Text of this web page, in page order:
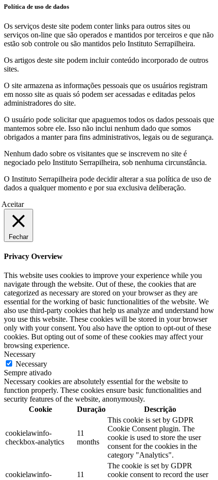
Política de uso de dados
Os serviços deste site podem conter links para outros sites ou
serviços on-line que são operados e mantidos por terceiros e que não
estão sob controle ou são mantidos pelo Instituto Serrapilheira.
Os artigos deste site podem incluir conteúdo incorporado de outros
sites.
O site armazena as informações pessoais que os usuários registram
em nosso site as quais só podem ser acessadas e editadas pelos
administradores do site.
O usuário pode solicitar que apaguemos todos os dados pessoais que
mantemos sobre ele. Isso não inclui nenhum dado que somos
obrigados a manter para fins administrativos, legais ou de segurança.
Nenhum dado sobre os visitantes que se inscrevem no site é
negociado pelo Instituto Serrapilheira, sob nenhuma circunstância.
O Instituto Serrapilheira pode decidir alterar a sua política de uso de
dados a qualquer momento e por sua exclusiva deliberação.
Aceitar
Fechar
Privacy Overview
This website uses cookies to improve your experience while you
navigate through the website. Out of these, the cookies that are
categorized as necessary are stored on your browser as they are
essential for the working of basic functionalities of the website. We
also use third-party cookies that help us analyze and understand how
you use this website. These cookies will be stored in your browser
only with your consent. You also have the option to opt-out of these
cookies. But opting out of some of these cookies may affect your
browsing experience.
Necessary
Necessary
Sempre ativado
Necessary cookies are absolutely essential for the website to
function properly. These cookies ensure basic functionalities and
security features of the website, anonymously.
Cookie
Duração Descrição
cookielawinfo-
checkbox-analytics
11
months
This cookie is set by GDPR
Cookie Consent plugin. The
cookie is used to store the user
consent for the cookies in the
category "Analytics".
cookielawinfo-
11
The cookie is set by GDPR
cookie consent to record the user